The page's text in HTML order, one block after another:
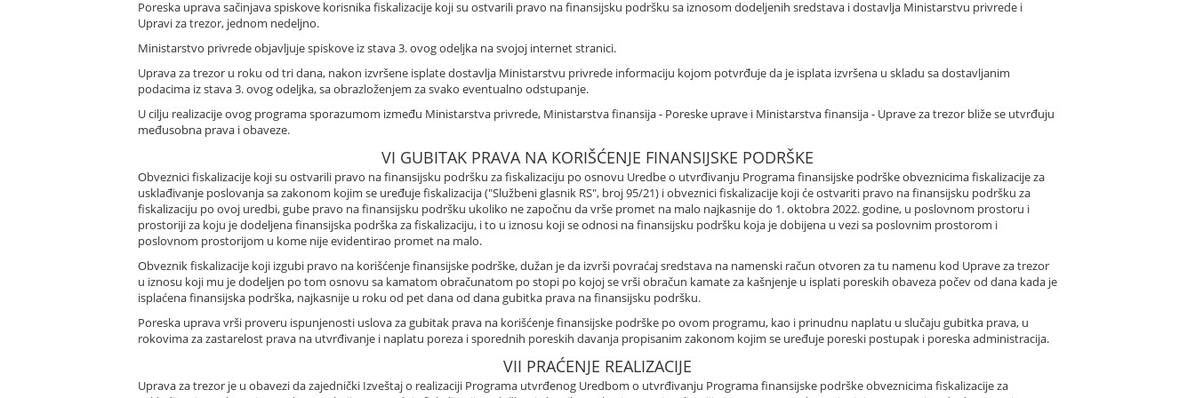
Poreska uprava sačinjava spiskove korisnika fiskalizacije koji su ostvarili pravo na finansijsku podršku sa iznosom dodeljenih sredstava i dostavlja Ministarstvu privrede i
Upravi za trezor, jednom nedeljno.
Ministarstvo privrede objavljuje spiskove iz stava 3. ovog odeljka na svojoj internet stranici.
Uprava za trezor u roku od tri dana, nakon izvršene isplate dostavlja Ministarstvu privrede informaciju kojom potvrđuje da je isplata izvršena u skladu sa dostavljanim
podacima iz stava 3. ovog odeljka, sa obrazloženjem za svako eventualno odstupanje.
U cilju realizacije ovog programa sporazumom između Ministarstva privrede, Ministarstva finansija - Poreske uprave i Ministarstva finansija - Uprave za trezor bliže se utvrđuju
međusobna prava i obaveze.
VI GUBITAK PRAVA NA KORIŠĆENJE FINANSIJSKE PODRŠKE
Obveznici fiskalizacije koji su ostvarili pravo na finansijsku podršku za fiskalizaciju po osnovu Uredbe o utvrđivanju Programa finansijske podrške obveznicima fiskalizacije za
usklađivanje poslovanja sa zakonom kojim se uređuje fiskalizacija ("Službeni glasnik RS", broj 95/21) i obveznici fiskalizacije koji će ostvariti pravo na finansijsku podršku za
fiskalizaciju po ovoj uredbi, gube pravo na finansijsku podršku ukoliko ne započnu da vrše promet na malo najkasnije do 1. oktobra 2022. godine, u poslovnom prostoru i
prostoriji za koju je dodeljena finansijska podrška za fiskalizaciju, i to u iznosu koji se odnosi na finansijsku podršku koja je dobijena u vezi sa poslovnim prostorom i
poslovnom prostorijom u kome nije evidentirao promet na malo.
Obveznik fiskalizacije koji izgubi pravo na korišćenje finansijske podrške, dužan je da izvrši povraćaj sredstava na namenski račun otvoren za tu namenu kod Uprave za trezor
u iznosu koji mu je dodeljen po tom osnovu sa kamatom obračunatom po stopi po kojoj se vrši obračun kamate za kašnjenje u isplati poreskih obaveza počev od dana kada je
isplaćena finansijska podrška, najkasnije u roku od pet dana od dana gubitka prava na finansijsku podršku.
Poreska uprava vrši proveru ispunjenosti uslova za gubitak prava na korišćenje finansijske podrške po ovom programu, kao i prinudnu naplatu u slučaju gubitka prava, u
rokovima za zastarelost prava na utvrđivanje i naplatu poreza i sporednih poreskih davanja propisanim zakonom kojim se uređuje poreski postupak i poreska administracija.
VII PRAĆENJE REALIZACIJE
Uprava za trezor je u obavezi da zajednički Izveštaj o realizaciji Programa utvrđenog Uredbom o utvrđivanju Programa finansijske podrške obveznicima fiskalizacije za